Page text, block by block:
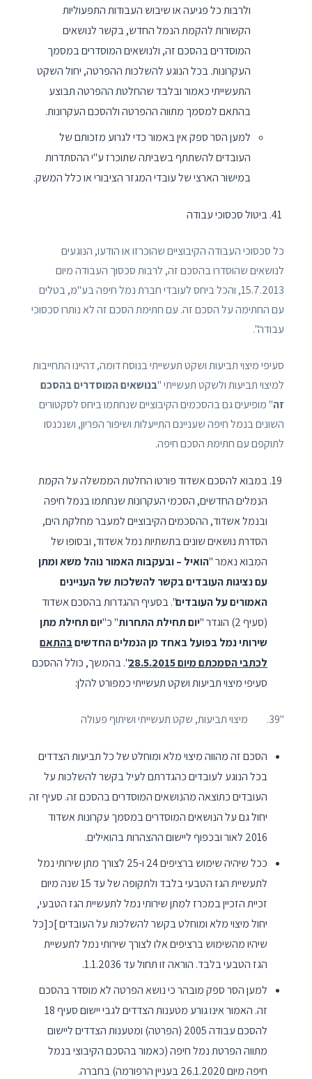
ולרבות כל פגיעה או שיבוש העבודות התפעוליות
הקשורות להקמת הנמל החדש, בקשר לנושאים
המוסדרים בהסכם זה, ולנושאים המוסדרים במסמך
העקרונות. בכל הנוגע להשלכות ההפרטה, יחול השקט
התעשייתי כאמור ובלבד שהחלטת ההפרטה תבוצע
בהתאם למסמך מתווה ההפרטה ולהסכם העקרונות.
למען הסר ספק אין באמור כדי לגרוע מזכותם של
העובדים להשתתף בשביתה שתוכרז ע"י ההסתדרות
במישור הארצי של עובדי המגזר הציבורי או כלל המשק.
ביטול סכסוכי עבודה
כל סכסוכי העבודה הקיבוציים שהוכרזו או הודעו, הנוגעים
לנושאים שהוסדרו בהסכם זה, לרבות סכסוך העבודה מיום
15.7.2013, והכל ביחס לעובדי חברת נמל חיפה בע"מ, בטלים
עם החתימה על הסכם זה. עם חתימת הסכם זה לא נותרו סכסוכי
עבודה".
סעיפי מיצוי תביעות ושקט תעשייתי בנוסח דומה, דהיינו התחייבות
למיצוי תביעות ולשקט תעשייתי "בנושאים המוסדרים בהסכם
זה" מופיעים גם בהסכמים הקיבוציים שנחתמו ביחס לסקטורים
השונים בנמל חיפה שעניינם התייעלות ושיפור הפריון, ושנכנסו
לתוקפם עם חתימת הסכם חיפה.
במבוא להסכם אשדוד פורטו החלטת הממשלה על הקמת
הנמלים החדשים, הסכמי העקרונות שנחתמו בנמל חיפה
ובנמל אשדוד, ההסכמים הקיבוציים למעבר מחלקת הים,
הסדרת נושאים שונים בתשתיות נמל אשדוד, ובסופו של
המבוא נאמר "הואיל – ובעקבות האמור נוהל משא ומתן
עם נציגות העובדים בקשר להשלכות של העניינים
האמורים על העובדים". בסעיף ההגדרות בהסכם אשדוד
(סעיף 2) הוגדר "
יום תחילת התחרות" כ"יום תחילת מתן
שירותי נמל בפועל באחד מן הנמלים החדשיםבהתאם
לכתבי הסמכתם מיום 28.5.2015
". בהמשך, כולל ההסכם
סעיפי מיצוי תביעות ושקט תעשייתי כמפורט להלן:
"39. מיצוי תביעות, שקט תעשייתי ושיתוף פעולה
הסכם זה מהווה מיצוי מלא ומוחלט של כל תביעות הצדדים
בכל הנוגע לעובדים כהגדרתם לעיל בקשר להשלכות על
העובדים כתוצאה מהנושאים המוסדרים בהסכם זה. סעיף זה
יחול גם על הנושאים המוסדרים במסמך עקרונות אשדוד
2016 לאור ובכפוף ליישום ההצהרות בהואילים.
ככל שיהיה שימוש ברציפים 24 ו-25 לצורך מתן שירותי נמל
לתעשיית הגז הטבעי בלבד ולתקופה של עד 15 שנה מיום
זכיית הזכיין במכרז למתן שירותי נמל לתעשיית הגז הטבעי,
יחול מיצוי מלא ומוחלט בקשר להשלכות על העובדים ]כ[כל
שיהיו מהשימוש ברציפים אלו לצורך שירותי נמל לתעשיית
הגז הטבעי בלבד. הוראה זו תחול עד 1.1.2036.
למען הסר ספק מובהר כי נושא הפרטה לא מוסדר בהסכם
זה. האמור אינו גורע מטענות הצדדים לגבי יישום סעיף 18
להסכם עבודה 2005 (הפרטה) ומטענות הצדדים ליישום
מתווה הפרטת נמל חיפה (כאמור בהסכם הקיבוצי בנמל
חיפה מיום 26.1.2020 בעניין הרפורמה) בחברה.